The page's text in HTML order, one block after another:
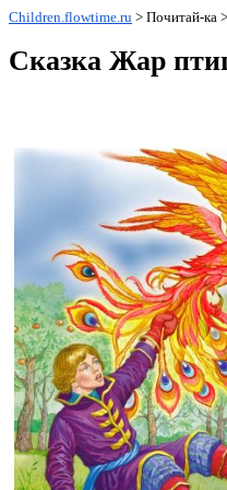
Children.flowtime.ru > Почитай-ка >
Сказка Жар